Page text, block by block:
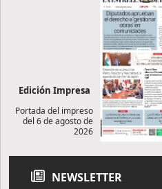
Edición Impresa
Portada del impreso
del 6 de agosto de
2026
NEWSLETTER